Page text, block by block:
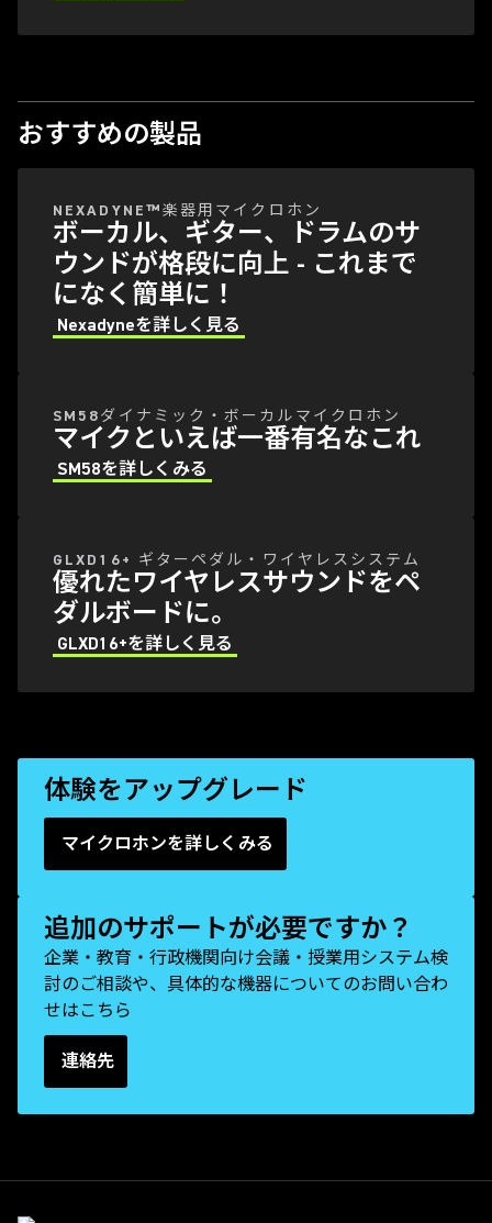
おすすめの製品
NEXADYNE™楽器用マイクロホン
ボーカル、ギター、ドラムのサ
ウンドが格段に向上 - これまで
になく簡単に！
Nexadyneを詳しく見る
SM58ダイナミック・ボーカルマイクロホン
マイクといえば一番有名なこれ
SM58を詳しくみる
GLXD16+ ギターペダル・ワイヤレスシステム
優れたワイヤレスサウンドをペ
ダルボードに。
GLXD16+を詳しく見る
体験をアップグレード
マイクロホンを詳しくみる
追加のサポートが必要ですか？
企業・教育・行政機関向け会議・授業用システム検
討のご相談や、具体的な機器についてのお問い合わ
せはこちら
連絡先
(Opens in a new tab)